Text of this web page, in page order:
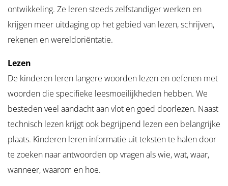
ontwikkeling. Ze leren steeds zelfstandiger werken en
krijgen meer uitdaging op het gebied van lezen, schrijven,
rekenen en wereldoriëntatie.
Lezen
De kinderen leren langere woorden lezen en oefenen met
woorden die specifieke leesmoeilijkheden hebben. We
besteden veel aandacht aan vlot en goed doorlezen. Naast
technisch lezen krijgt ook begrijpend lezen een belangrijke
plaats. Kinderen leren informatie uit teksten te halen door
te zoeken naar antwoorden op vragen als wie, wat, waar,
wanneer, waarom en hoe.